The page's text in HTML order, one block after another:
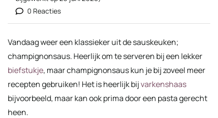
0 Reacties
Vandaag weer een klassieker uit de sauskeuken;
champignonsaus. Heerlijk om te serveren bij een lekker
biefstukje, maar champignonsaus kun je bij zoveel meer
recepten gebruiken! Het is heerlijk bijvarkenshaas
bijvoorbeeld, maar kan ook prima door een pasta gerecht
heen.